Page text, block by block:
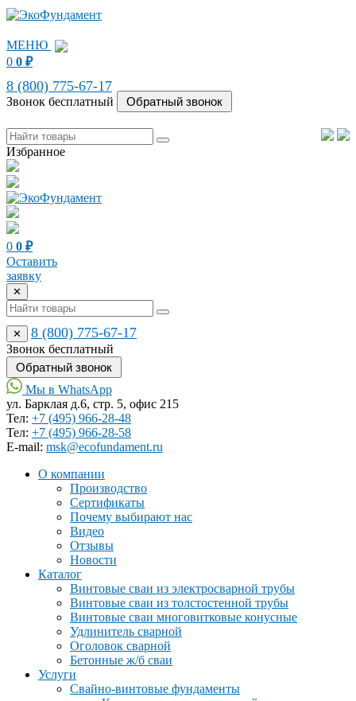
МЕНЮ
0 0 ₽
8 (800) 775-67-17
Звонок бесплатный
Избранное
0 0 ₽
Оставить
заявку
✕
✕ 8 (800) 775-67-17
Звонок бесплатный
Мы в WhatsApp
ул. Барклая д.6, стр. 5, офис 215
Тел: +7 (495) 966-28-48
Тел: +7 (495) 966-28-58
Е-mail: msk@ecofundament.ru
О компании
Производство
Сертификаты
Почему выбирают нас
Видео
Отзывы
Новости
Каталог
Винтовые сваи из электросварной трубы
Винтовые сваи из толстостенной трубы
Винтовые сваи многовитковые конусные
Удлинитель сварной
Оголовок сварной
Бетонные ж/б сваи
Услуги
Свайно-винтовые фундаменты